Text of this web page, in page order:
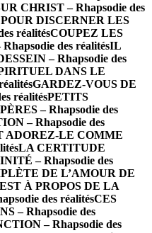
CHRIST – Rhapsodie des
DISCERNER LES
réalitésCOUPEZ LES
des réalitésIL
– Rhapsodie des
DANS LE
GARDEZ-VOUS DE
réalitésPETITS
– Rhapsodie des
– Rhapsodie des
ADOREZ-LE COMME
LA CERTITUDE
– Rhapsodie des
DE L’AMOUR DE
À PROPOS DE LA
des réalitésCES
– Rhapsodie des
– Rhapsodie des